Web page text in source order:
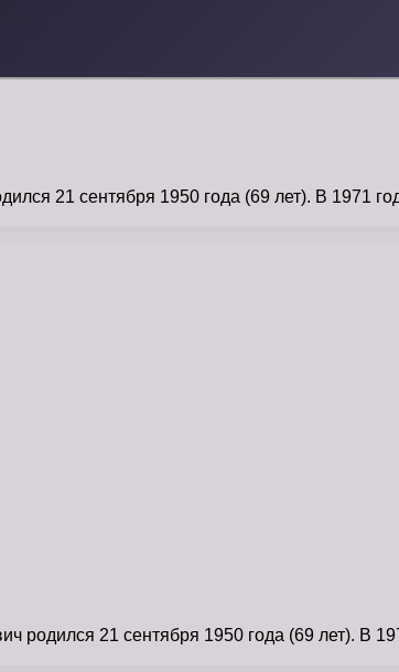
21 сентября 1950 года (69 лет). В 1971
родился 21 сентября 1950 года (69 лет). В